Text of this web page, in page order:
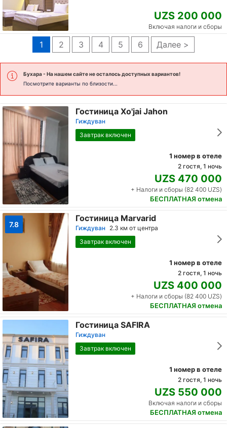
UZS 200 000
Включая налоги и сборы
1 2 3 4 5 6 Далее >
Бухара- На нашем сайте не осталось доступных вариантов!
Посмотрите варианты по близости...
Гостиница Xo'jai Jahon
Гиждуван
Завтрак включен
1 номер в отеле
2 гостя, 1 ночь
UZS 470 000
+ Налоги и сборы (82 400 UZS)
БЕСПЛАТНАЯ отмена
7.8
Гостиница Marvarid
Гиждуван 2.3 км от центра
Завтрак включен
1 номер в отеле
2 гостя, 1 ночь
UZS 400 000
+ Налоги и сборы (82 400 UZS)
БЕСПЛАТНАЯ отмена
Гостиница SAFIRA
Гиждуван
Завтрак включен
1 номер в отеле
2 гостя, 1 ночь
UZS 550 000
Включая налоги и сборы
БЕСПЛАТНАЯ отмена